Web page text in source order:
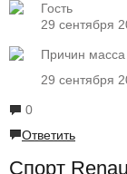
Гость
29 сентября
Причин
29 сентября
0
Ответить
Спорт